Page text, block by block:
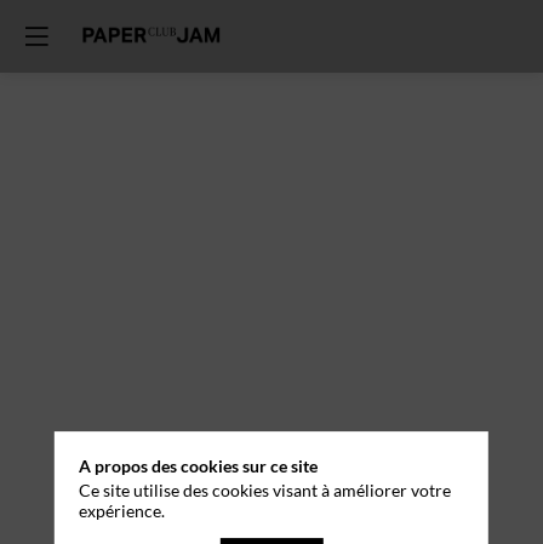
A propos des cookies sur ce site
Ce site utilise des cookies visant à améliorer votre
expérience.